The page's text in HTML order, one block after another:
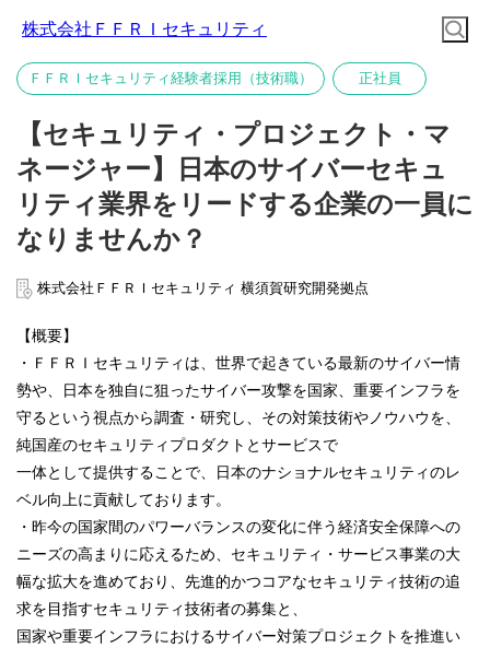
株式会社ＦＦＲＩセキュリティ
ＦＦＲＩセキュリティ経験者採用（技術職） 正社員
【セキュリティ・プロジェクト・マ
ネージャー】日本のサイバーセキュ
リティ業界をリードする企業の一員に
なりませんか？
株式会社ＦＦＲＩセキュリティ 横須賀研究開発拠点
【概要】
・ＦＦＲＩセキュリティは、世界で起きている最新のサイバー情
勢や、日本を独自に狙ったサイバー攻撃を国家、重要インフラを
守るという視点から調査・研究し、その対策技術やノウハウを、
純国産のセキュリティプロダクトとサービスで
一体として提供することで、日本のナショナルセキュリティのレ
ベル向上に貢献しております。
・昨今の国家間のパワーバランスの変化に伴う経済安全保障への
ニーズの高まりに応えるため、セキュリティ・サービス事業の大
幅な拡大を進めており、先進的かつコアなセキュリティ技術の追
求を目指すセキュリティ技術者の募集と、
国家や重要インフラにおけるサイバー対策プロジェクトを推進い